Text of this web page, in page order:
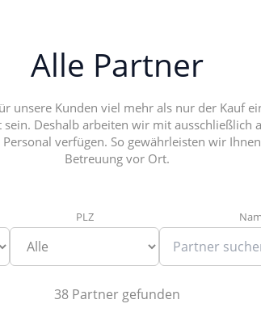
Alle Partner
unsere Kunden viel mehr als nur der Kauf
Deshalb arbeiten wir mit ausschließlich
verfügen. So gewährleisten wir
Betreuung vor Ort.
PLZ
38 Partner gefunden